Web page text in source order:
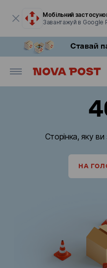
Мобільний
Завантажуй в Google
Сторінка, яку
НА